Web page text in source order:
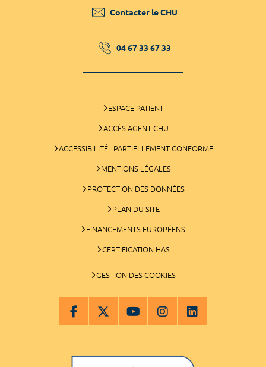
Contacter le CHU
04 67 33 67 33
ESPACE PATIENT
ACCÈS AGENT CHU
ACCESSIBILITÉ : PARTIELLEMENT CONFORME
MENTIONS LÉGALES
PROTECTION DES DONNÉES
PLAN DU SITE
FINANCEMENTS EUROPÉENS
CERTIFICATION HAS
GESTION DES COOKIES